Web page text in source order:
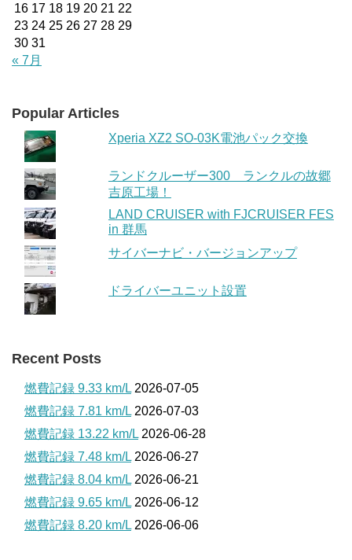
16 17 18 19 20 21 22
23 24 25 26 27 28 29
30 31
« 7月
Popular Articles
Xperia XZ2 SO-03K電池パック交換
ランドクルーザー300 ランクルの故郷
吉原工場！
LAND CRUISER with FJCRUISER FES
in 群馬
サイバーナビ・バージョンアップ
ドライバーユニット設置
Recent Posts
燃費記録 9.33 km/L 2026-07-05
燃費記録 7.81 km/L 2026-07-03
燃費記録 13.22 km/L 2026-06-28
燃費記録 7.48 km/L 2026-06-27
燃費記録 8.04 km/L 2026-06-21
燃費記録 9.65 km/L 2026-06-12
燃費記録 8.20 km/L 2026-06-06